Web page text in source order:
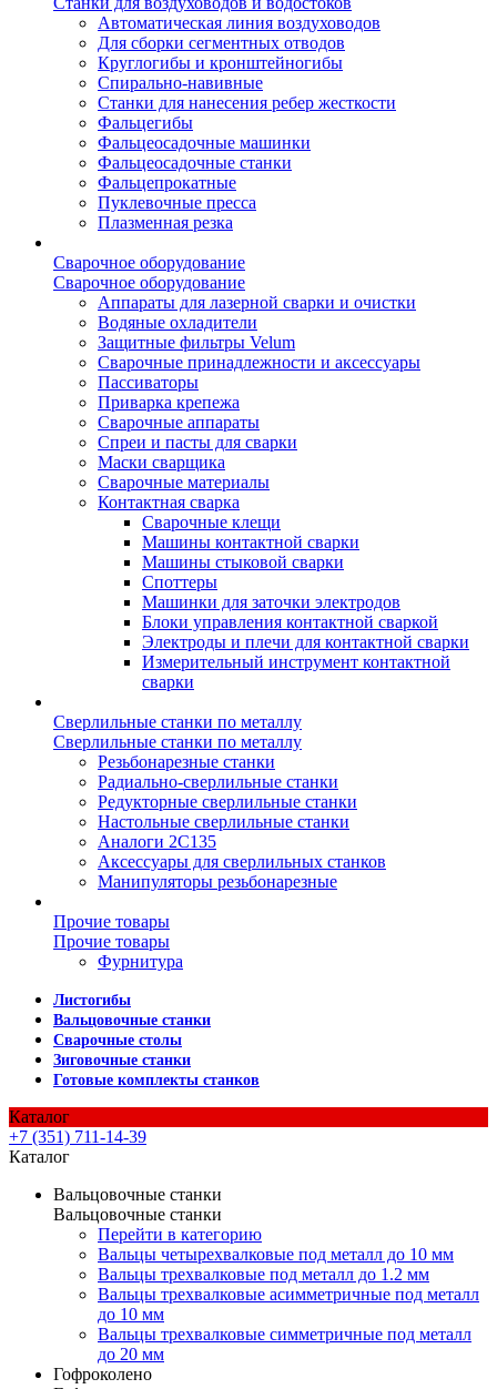
Автоматическая линия воздуховодов
Для сборки сегментных отводов
Круглогибы и кронштейногибы
Спирально-навивные
Станки для нанесения ребер жесткости
Фальцегибы
Фальцеосадочные машинки
Фальцеосадочные станки
Фальцепрокатные
Пуклевочные пресса
Плазменная резка
Сварочное оборудование
Сварочное оборудование
Аппараты для лазерной сварки и очистки
Водяные охладители
Защитные фильтры Velum
Сварочные принадлежности и аксессуары
Пассиваторы
Приварка крепежа
Сварочные аппараты
Спреи и пасты для сварки
Маски сварщика
Сварочные материалы
Контактная сварка
Сварочные клещи
Машины контактной сварки
Машины стыковой сварки
Споттеры
Машинки для заточки электродов
Блоки управления контактной сваркой
Электроды и плечи для контактной сварки
Измерительный инструмент контактной
сварки
Сверлильные станки по металлу
Сверлильные станки по металлу
Резьбонарезные станки
Радиально-сверлильные станки
Редукторные сверлильные станки
Настольные сверлильные станки
Аналоги 2С135
Аксессуары для сверлильных станков
Манипуляторы резьбонарезные
Прочие товары
Прочие товары
Фурнитура
Листогибы
Вальцовочные станки
Сварочные столы
Зиговочные станки
Готовые комплекты станков
Каталог
+7 (351) 711-14-39
Каталог
Вальцовочные станки
Вальцовочные станки
Перейти в категорию
Вальцы четырехвалковые под металл до 10 мм
Вальцы трехвалковые под металл до 1.2 мм
Вальцы трехвалковые асимметричные под металл
до 10 мм
Вальцы трехвалковые симметричные под металл
до 20 мм
Гофроколено